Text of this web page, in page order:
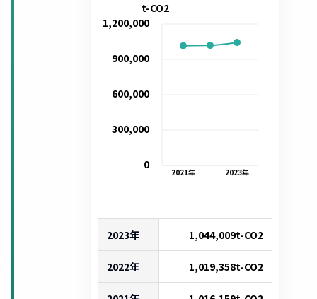
2021年 2023年
0
300,000
600,000
900,000
1,200,000
t-CO2
2023年 1,044,009t-CO2
2022年 1,019,358t-CO2